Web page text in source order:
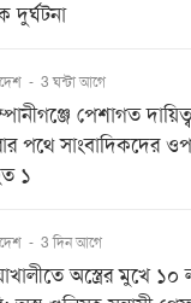
দুর্ঘটনা
- 3 ঘন্টা আগে
পেশাগত
পথে সাংবাদিকদের
১
- 3 দিন আগে
অস্ত্রের মুখে ১০